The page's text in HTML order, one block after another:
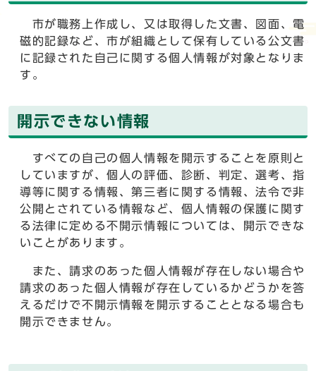
市が職務上作成し、又は取得した文書、図面、電
磁的記録など、市が組織として保有している公文書
に記録された自己に関する個人情報が対象となりま
す。
開示できない情報
すべての自己の個人情報を開示することを原則と
していますが、個人の評価、診断、判定、選考、指
導等に関する情報、第三者に関する情報、法令で非
公開とされている情報など、個人情報の保護に関す
る法律に定める不開示情報については、開示できな
いことがあります。
また、請求のあった個人情報が存在しない場合や
請求のあった個人情報が存在しているかどうかを答
えるだけで不開示情報を開示することとなる場合も
開示できません。